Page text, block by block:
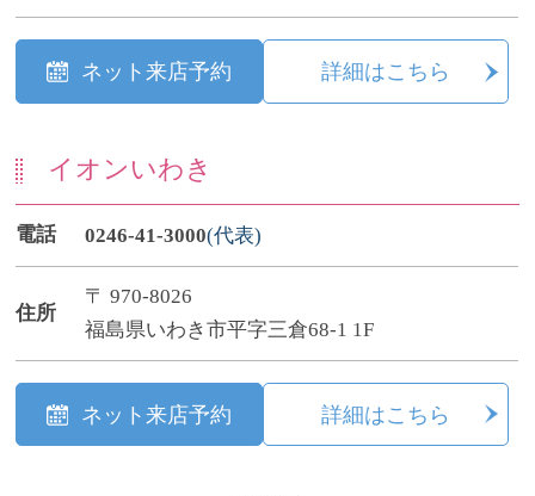
ネット来店予約 詳細はこちら
イオンいわき
電話 0246-41-3000(代表)
住所
〒 970-8026
福島県いわき市平字三倉68-1 1F
ネット来店予約 詳細はこちら